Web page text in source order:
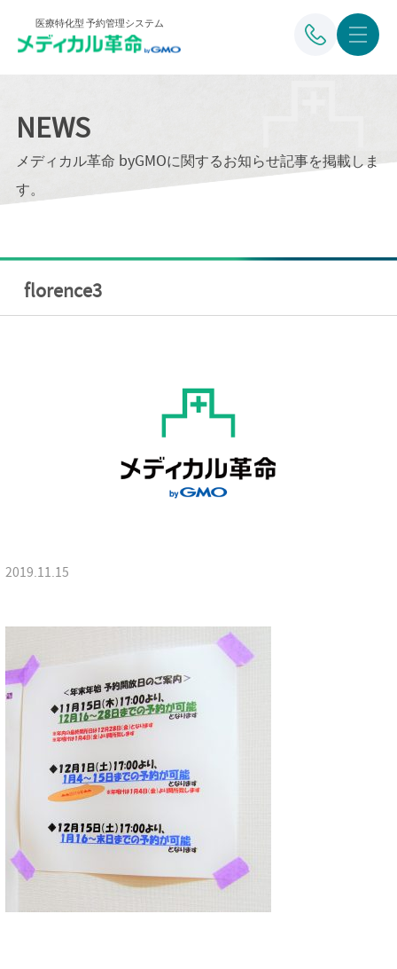
医療特化型 予約管理システム
NEWS
メディカル革命 byGMOに関するお知らせ記事を掲載しま
す。
florence3
2019.11.15